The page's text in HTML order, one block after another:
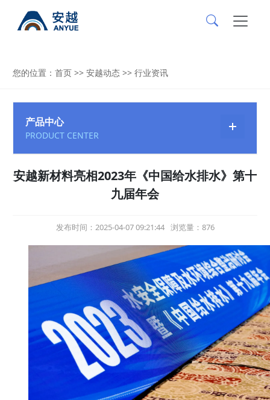
您的位置： 首页>> 安越动态>> 行业资讯
产品中心
PRODUCT CENTER
安越新材料亮相2023年《中国给水排水》第十
九届年会
发布时间：2025-04-07 09:21:44 浏览量：876